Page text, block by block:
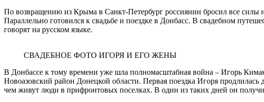
По возвращению из Крыма в Санкт-Петербург россиянин бросил все силы
Параллельно готовился к свадьбе и поездке в Донбасс. В свадебном
говорят на русском языке.
СВАДЕБНОЕ ФОТО ИГОРЯ И ЕГО ЖЕНЫ
В Донбассе к тому времени уже шла полномасштабная война – Игорь
Новоазовский район Донецкой области. Первая поездка Игоря
чем живут люди в прифронтовых поселках. В один из таких дней он